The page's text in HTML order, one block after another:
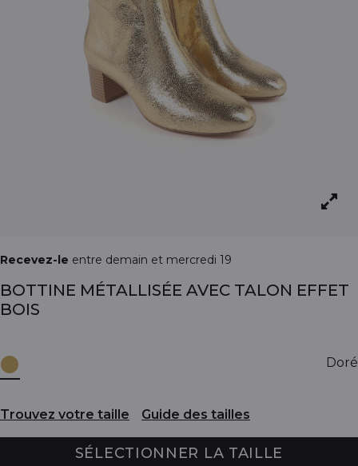
Recevez-le entre demain et mercredi 19
BOTTINE MÉTALLISÉE AVEC TALON EFFET
BOIS
Doré
Trouvez votre taille Guide des tailles
SÉLECTIONNER LA TAILLE